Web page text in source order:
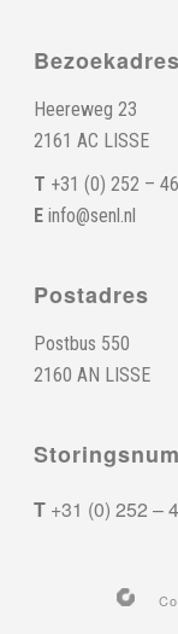
Bezoekadres
Heereweg 23
2161 AC LISSE
T +31 (0) 252 –
E info@senl.nl
Postadres
Postbus 550
2160 AN LISSE
T +31 (0) 252 –